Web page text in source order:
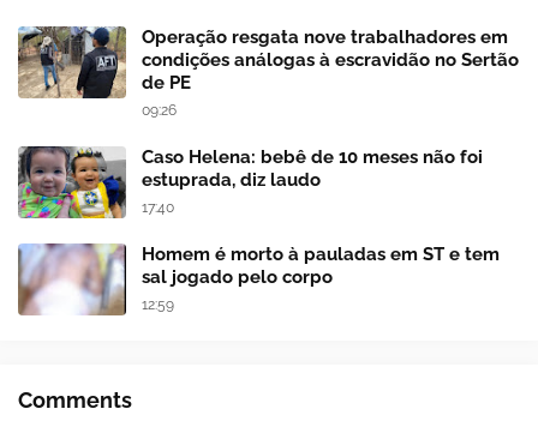
Operação resgata nove trabalhadores em
condições análogas à escravidão no Sertão
de PE
09:26
Caso Helena: bebê de 10 meses não foi
estuprada, diz laudo
17:40
Homem é morto à pauladas em ST e tem
sal jogado pelo corpo
12:59
Comments